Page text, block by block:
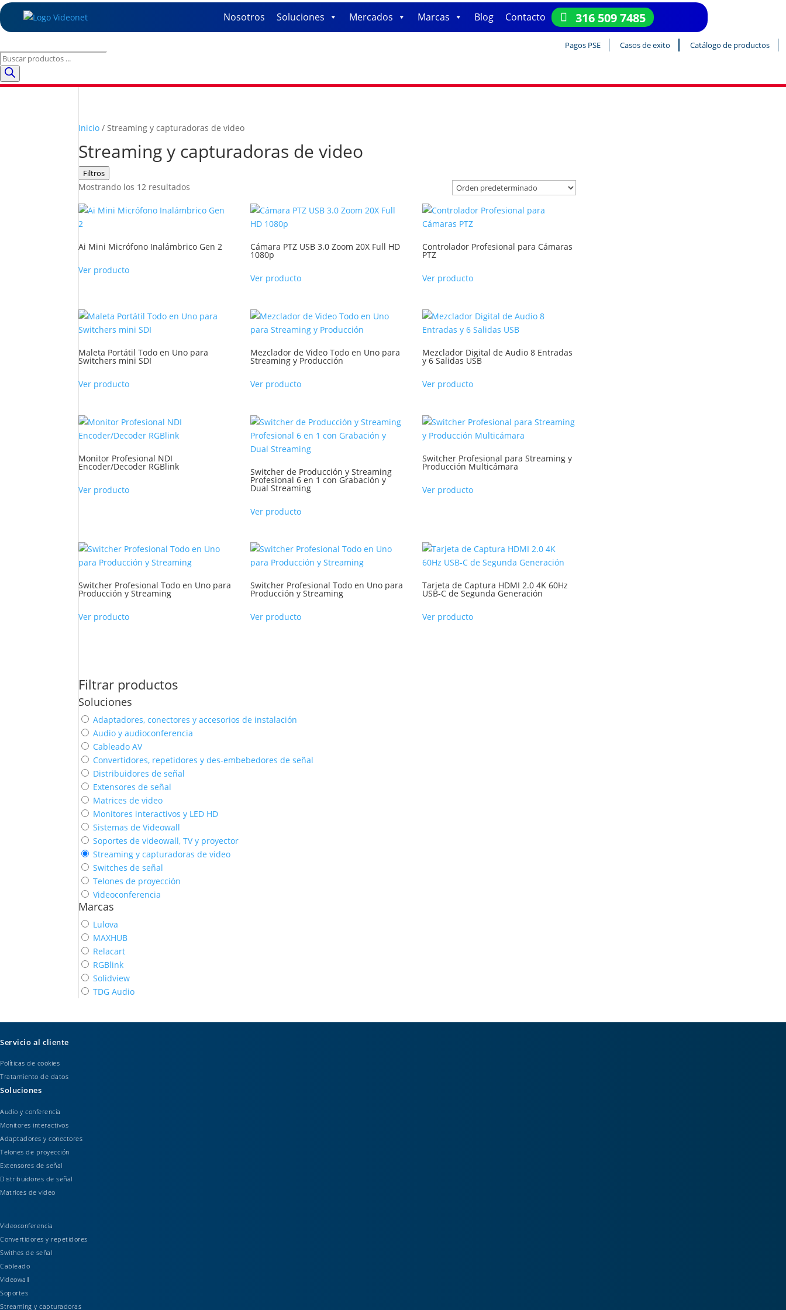
Nosotros Soluciones Mercados Marcas Blog Contacto 316 509 7485
Pagos PSE Casos de exito Catálogo de productos
Búsqueda
de
productos
Inicio / Streaming y capturadoras de video
Streaming y capturadoras de video
Filtros
Mostrando los 12 resultados
Ai Mini Micrófono Inalámbrico Gen 2
Ver producto
Cámara PTZ USB 3.0 Zoom 20X Full HD
1080p
Ver producto
Controlador Profesional para Cámaras
PTZ
Ver producto
Maleta Portátil Todo en Uno para
Switchers mini SDI
Ver producto
Mezclador de Video Todo en Uno para
Streaming y Producción
Ver producto
Mezclador Digital de Audio 8 Entradas
y 6 Salidas USB
Ver producto
Monitor Profesional NDI
Encoder/Decoder RGBlink
Ver producto
Switcher de Producción y Streaming
Profesional 6 en 1 con Grabación y
Dual Streaming
Ver producto
Switcher Profesional para Streaming y
Producción Multicámara
Ver producto
Switcher Profesional Todo en Uno para
Producción y Streaming
Ver producto
Switcher Profesional Todo en Uno para
Producción y Streaming
Ver producto
Tarjeta de Captura HDMI 2.0 4K 60Hz
USB-C de Segunda Generación
Ver producto
Filtrar productos
Soluciones
Adaptadores, conectores y accesorios de instalación
Audio y audioconferencia
Cableado AV
Convertidores, repetidores y des-embebedores de señal
Distribuidores de señal
Extensores de señal
Matrices de video
Monitores interactivos y LED HD
Sistemas de Videowall
Soportes de videowall, TV y proyector
Streaming y capturadoras de video
Switches de señal
Telones de proyección
Videoconferencia
Marcas
Lulova
MAXHUB
Relacart
RGBlink
Solidview
TDG Audio
Servicio al cliente
Políticas de cookies
Tratamiento de datos
Soluciones
Audio y conferencia
Monitores interactivos
Adaptadores y conectores
Telones de proyección
Extensores de señal
Distribuidores de señal
Matrices de video
Videoconferencia
Convertidores y repetidores
Swithes de señal
Cableado
Videowall
Soportes
Streaming y capturadoras